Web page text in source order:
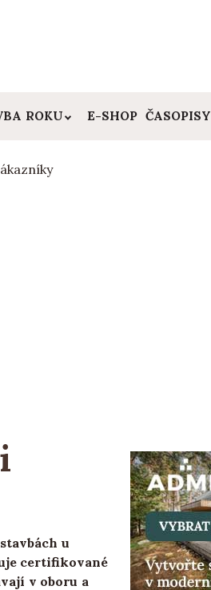
ROKU E-SHOP ČASOPISY
u
certifikované
v oboru a